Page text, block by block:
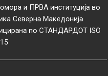
и ПРВА институција во
Северна Македонија
по СТАНДАРДОТ ISO